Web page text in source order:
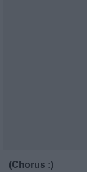
(Chorus :)